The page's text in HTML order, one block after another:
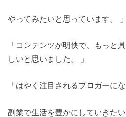
やってみたいと思っています。 」
「コンテンツが明快で、もっと
しいと思いました。 」
「はやく注目されるブロガーにな
副業で生活を豊かにしていきたい